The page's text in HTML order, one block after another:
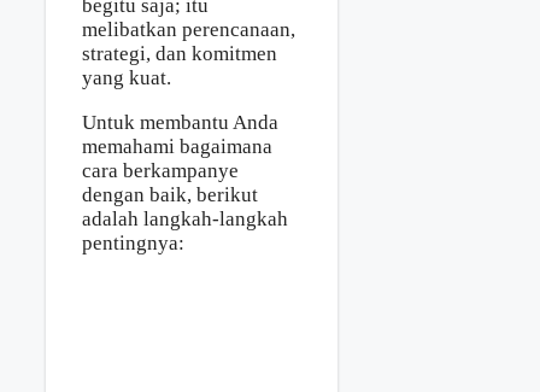
begitu saja; itu
melibatkan perencanaan,
strategi, dan komitmen
yang kuat.
Untuk membantu Anda
memahami bagaimana
cara berkampanye
dengan baik, berikut
adalah langkah-langkah
pentingnya: